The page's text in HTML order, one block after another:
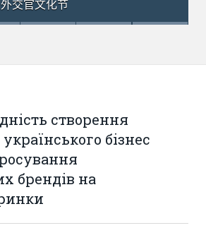
”运输机在澳大利亚：引数千群众围观
українського бізнес хабу для
створення
бізнес
брендів на